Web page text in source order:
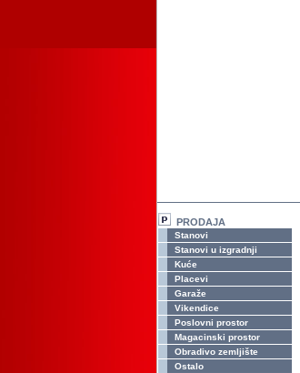
PRODAJA
Stanovi
Stanovi u izgradnji
Kuće
Placevi
Garaže
Vikendice
Poslovni prostor
Magacinski prostor
Obradivo zemljište
Ostalo